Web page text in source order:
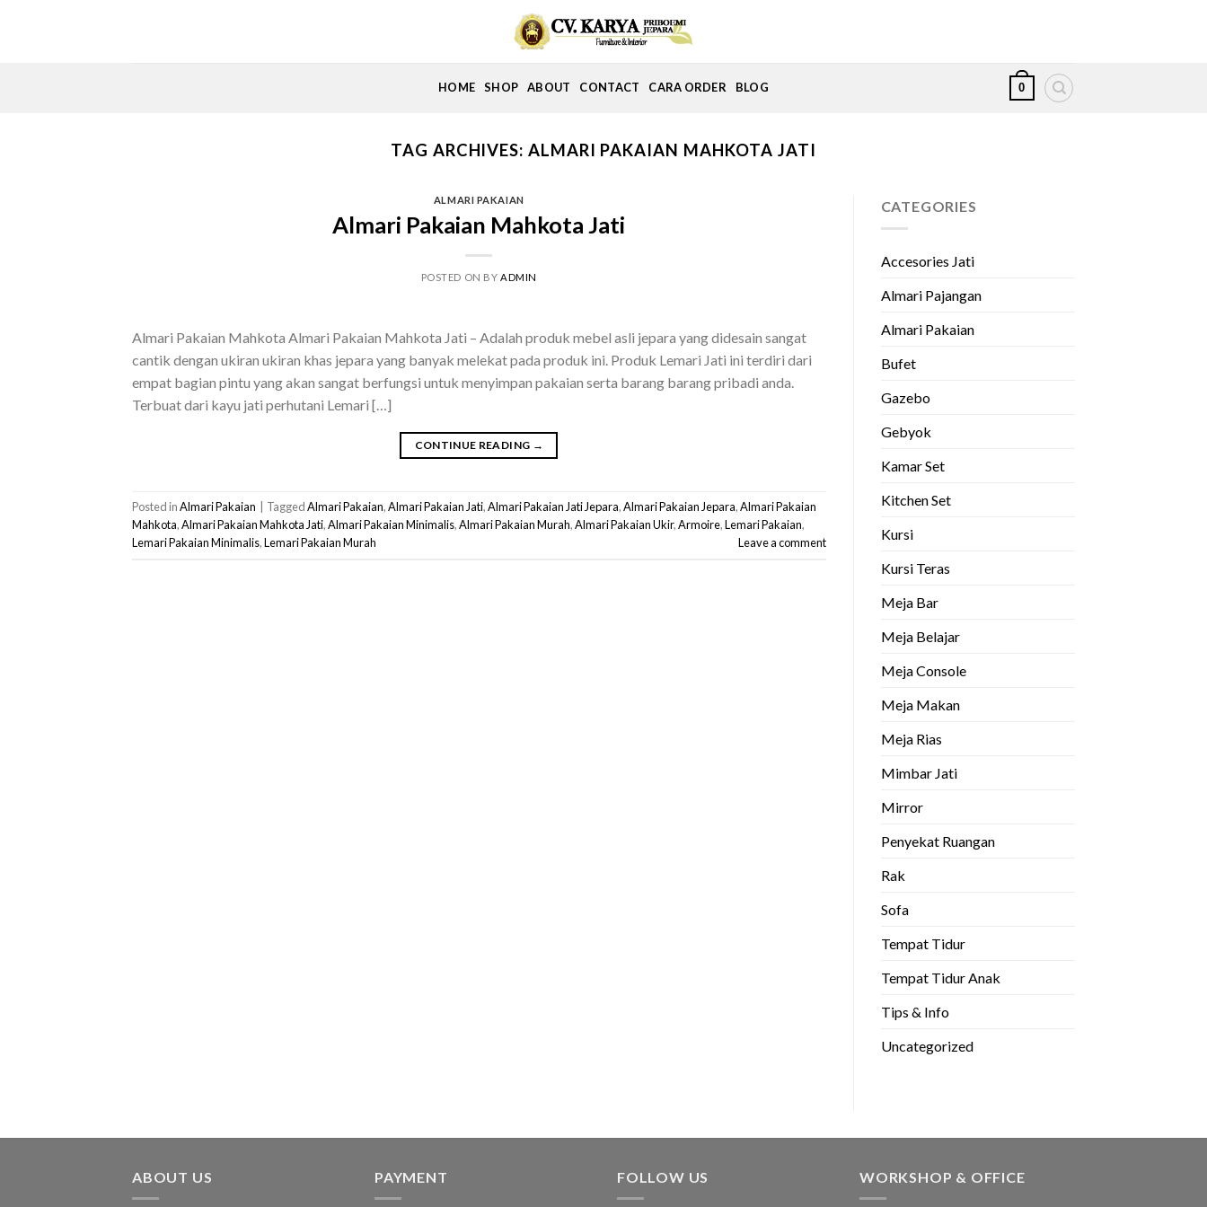
HOME SHOP ABOUT CONTACT CARA ORDER BLOG 0
TAG ARCHIVES:ALMARI PAKAIAN MAHKOTA JATI
ALMARI PAKAIAN
Almari Pakaian Mahkota Jati
POSTED ON BY ADMIN
Almari Pakaian Mahkota Almari Pakaian Mahkota Jati – Adalah produk mebel asli jepara yang didesain sangat
cantik dengan ukiran ukiran khas jepara yang banyak melekat pada produk ini. Produk Lemari Jati ini terdiri dari
empat bagian pintu yang akan sangat berfungsi untuk menyimpan pakaian serta barang barang pribadi anda.
Terbuat dari kayu jati perhutani Lemari […]
CONTINUE READING →
Posted inAlmari Pakaian TaggedAlmari Pakaian,Almari Pakaian Jati,Almari Pakaian Jati Jepara,Almari Pakaian Jepara,Almari Pakaian
Mahkota,Almari Pakaian Mahkota Jati,Almari Pakaian Minimalis,Almari Pakaian Murah,Almari Pakaian Ukir,Armoire,Lemari Pakaian,
Lemari Pakaian Minimalis,Lemari Pakaian Murah Leave a comment
CATEGORIES
Accesories Jati
Almari Pajangan
Almari Pakaian
Bufet
Gazebo
Gebyok
Kamar Set
Kitchen Set
Kursi
Kursi Teras
Meja Bar
Meja Belajar
Meja Console
Meja Makan
Meja Rias
Mimbar Jati
Mirror
Penyekat Ruangan
Rak
Sofa
Tempat Tidur
Tempat Tidur Anak
Tips & Info
Uncategorized
ABOUT US PAYMENT FOLLOW US WORKSHOP & OFFICE